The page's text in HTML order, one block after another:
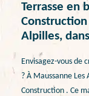
Terrasse en
Alpilles,
Envisagez-vous de
? À Maussanne
Construction . Ce